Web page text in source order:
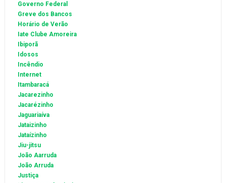
Governo Federal
Greve dos Bancos
Horário de Verão
Iate Clube Amoreira
Ibiporã
Idosos
Incêndio
Internet
Itambaracá
Jacarezinho
Jacarézinho
Jaguariaíva
Jataizinho
Jataízinho
Jiu-jitsu
João Aarruda
João Arruda
Justiça